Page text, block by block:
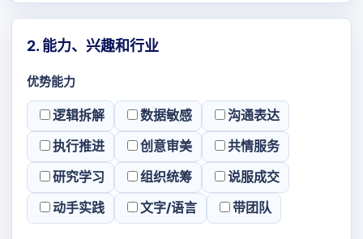
2. 能力、兴趣和行业
优势能力
逻辑拆解 数据敏感
沟通表达
执行推进
创意审美
共情服务
研究学习
组织统筹
说服成交
动手实践
文字/语言 带团队